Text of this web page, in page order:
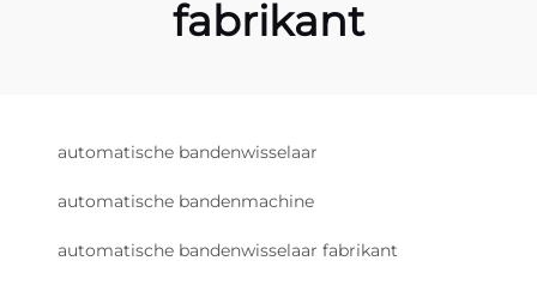
fabrikant
automatische bandenwisselaar
automatische bandenmachine
automatische bandenwisselaar fabrikant